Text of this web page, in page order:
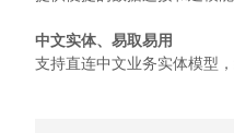
中文实体、易取易用
支持直连中文业务实体模型